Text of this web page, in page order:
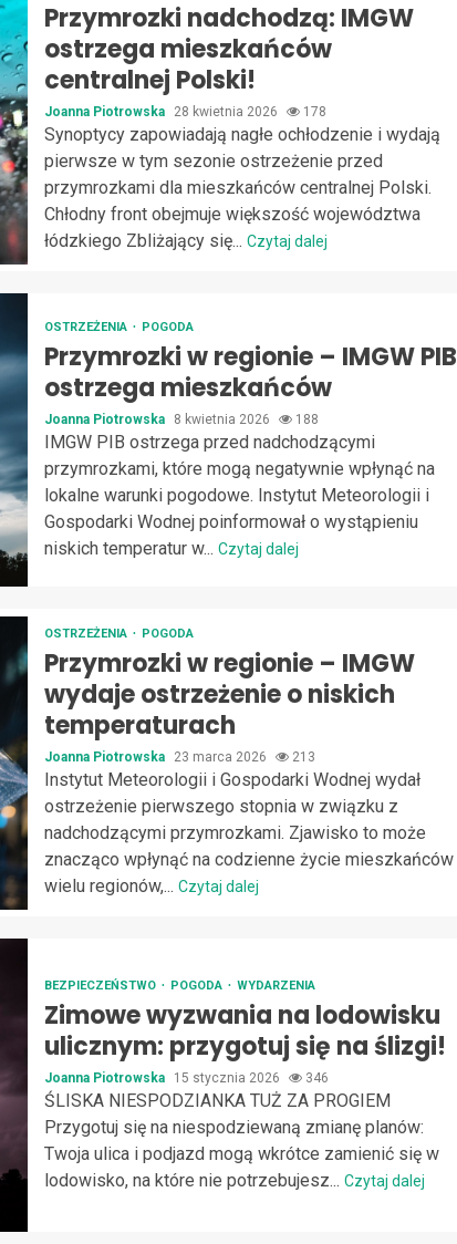
Przymrozki nadchodzą: IMGW
ostrzega mieszkańców
centralnej Polski!
Joanna Piotrowska 28 kwietnia 2026 178
Synoptycy zapowiadają nagłe ochłodzenie i wydają
pierwsze w tym sezonie ostrzeżenie przed
przymrozkami dla mieszkańców centralnej Polski.
Chłodny front obejmuje większość województwa
łódzkiego Zbliżający się... Czytaj dalej
OSTRZEŻENIA POGODA
Przymrozki w regionie – IMGW PIB
ostrzega mieszkańców
Joanna Piotrowska 8 kwietnia 2026 188
IMGW PIB ostrzega przed nadchodzącymi
przymrozkami, które mogą negatywnie wpłynąć na
lokalne warunki pogodowe. Instytut Meteorologii i
Gospodarki Wodnej poinformował o wystąpieniu
niskich temperatur w... Czytaj dalej
OSTRZEŻENIA POGODA
Przymrozki w regionie – IMGW
wydaje ostrzeżenie o niskich
temperaturach
Joanna Piotrowska 23 marca 2026 213
Instytut Meteorologii i Gospodarki Wodnej wydał
ostrzeżenie pierwszego stopnia w związku z
nadchodzącymi przymrozkami. Zjawisko to może
znacząco wpłynąć na codzienne życie mieszkańców
wielu regionów,... Czytaj dalej
BEZPIECZEŃSTWO POGODA WYDARZENIA
Zimowe wyzwania na lodowisku
ulicznym: przygotuj się na ślizgi!
Joanna Piotrowska 15 stycznia 2026 346
ŚLISKA NIESPODZIANKA TUŻ ZA PROGIEM
Przygotuj się na niespodziewaną zmianę planów:
Twoja ulica i podjazd mogą wkrótce zamienić się w
lodowisko, na które nie potrzebujesz... Czytaj dalej